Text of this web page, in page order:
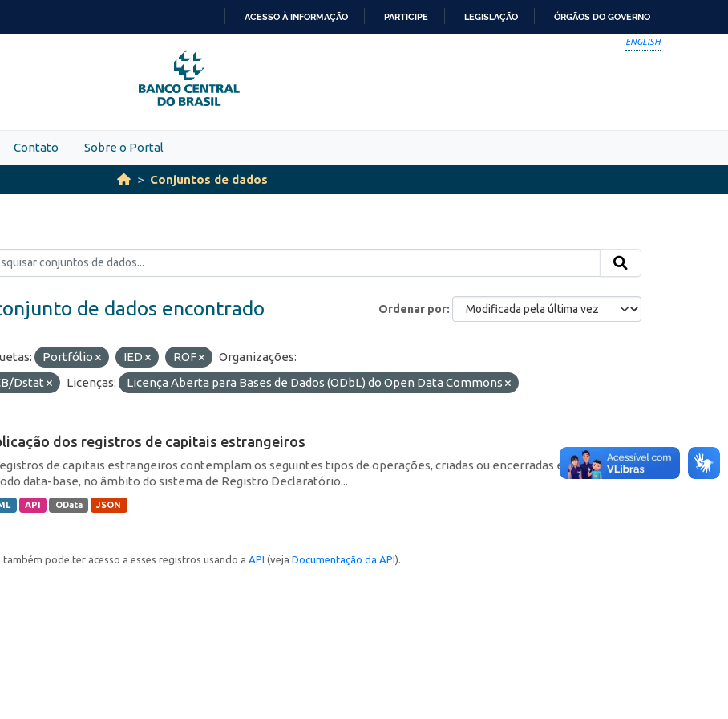
PARA
O
CONTEÚDO
ACESSO À INFORMAÇÃO PARTICIPE LEGISLAÇÃO ÓRGÃOS DO GOVERNO
ENGLISH
Contato Sobre o Portal
Conjuntos de dados
Ordenar por
de dados encontrado
Portfólio IED ROF
Organizações:
Dstat
Licenças: Licença Aberta para Bases de Dados (ODbL) do Open Data Commons
dos registros de capitais estrangeiros
de capitais estrangeiros contemplam os seguintes tipos de operações, criadas ou encerradas em cada
data-base, no âmbito do sistema de Registro Declaratório...
API OData JSON
também pode ter acesso a esses registros usando a API (veja Documentação da API).